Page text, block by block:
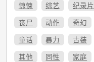
惊悚
综艺 纪录片
丧尸
动作 奇幻
童话
暴力 古装
其他
同性 家庭